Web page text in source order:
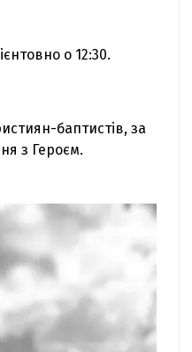
о 12:30.
баптистів, за
з Героєм.